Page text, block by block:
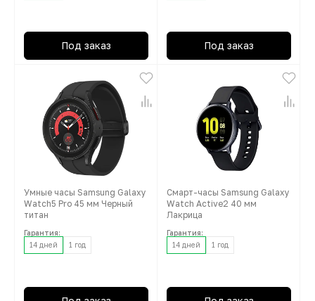
Под заказ Под заказ
Умные часы Samsung Galaxy
Watch5 Pro 45 мм Черный
титан
Гарантия:
14 дней
1 год
Смарт-часы Samsung Galaxy
Watch Active2 40 мм
Лакрица
Гарантия:
14 дней
1 год